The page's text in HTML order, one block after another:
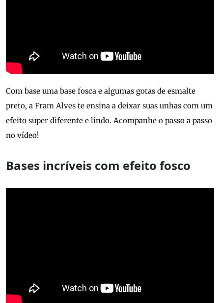
Com base uma base fosca e algumas gotas de esmalte
preto, a Fram Alves te ensina a deixar suas unhas com um
efeito super diferente e lindo. Acompanhe o passo a passo
no vídeo!
Bases incríveis com efeito fosco